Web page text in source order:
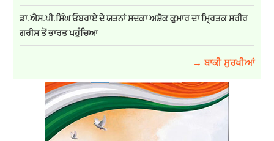
ਡਾ.ਐਸ.ਪੀ.ਸਿੰਘ ਓਬਰਾਏ ਦੇ ਯਤਨਾਂ ਸਦਕਾ ਅਸ਼ੋਕ ਕੁਮਾਰ ਦਾ ਮ੍ਰਿਤਕ ਸਰੀਰ
ਗਰੀਸ ਤੋਂ ਭਾਰਤ ਪਹੁੰਚਿਆ
→ ਬਾਕੀ ਸੁਰਖੀਆਂ